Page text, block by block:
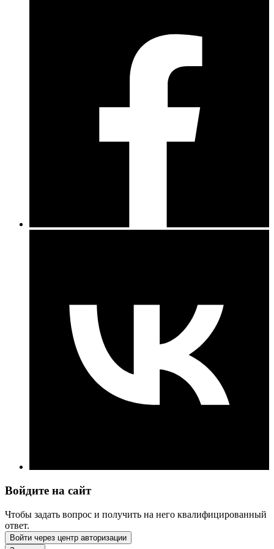
Войдите на сайт
Чтобы задать вопрос и получить на него квалифицированный
ответ.
Войти через центр авторизации